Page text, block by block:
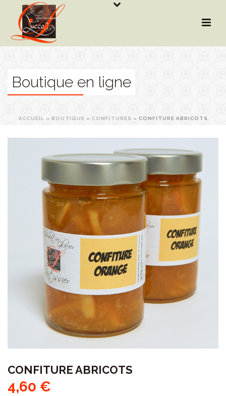
Boutique en ligne
ACCUEIL » BOUTIQUE » CONFITURES » CONFITURE ABRICOTS
CONFITURE ABRICOTS
4,60 €